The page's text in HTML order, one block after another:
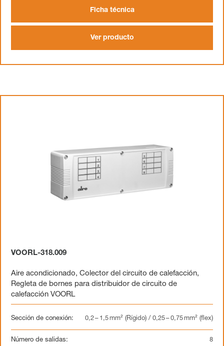
Ficha técnica
Ver producto
VOORL-318.009
Aire acondicionado, Colector del circuito de calefacción,
Regleta de bornes para distribuidor de circuito de
calefacción VOORL
Sección de conexión: 0,2 – 1,5 mm² (Rígido) / 0,25 – 0,75 mm² (flex)
Número de salidas: 8